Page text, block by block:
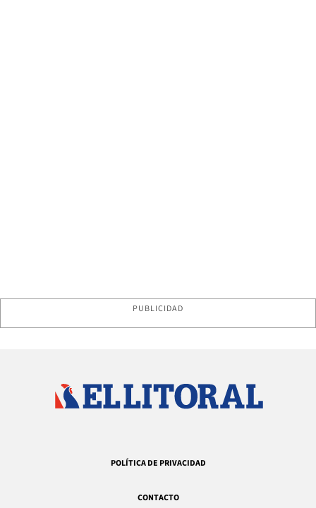
PUBLICIDAD
POLÍTICA DE PRIVACIDAD
CONTACTO